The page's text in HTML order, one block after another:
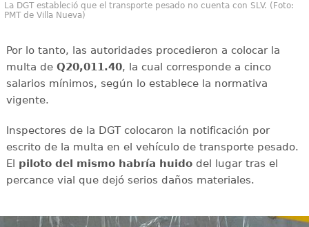
La DGT estableció que el transporte pesado no cuenta con SLV. (Foto:
PMT de Villa Nueva)
Por lo tanto, las autoridades procedieron a colocar la
multa de Q20,011.40, la cual corresponde a cinco
salarios mínimos, según lo establece la normativa
vigente.
Inspectores de la DGT colocaron la notificación por
escrito de la multa en el vehículo de transporte pesado.
El piloto del mismo habría huidodel lugar tras el
percance vial que dejó serios daños materiales.